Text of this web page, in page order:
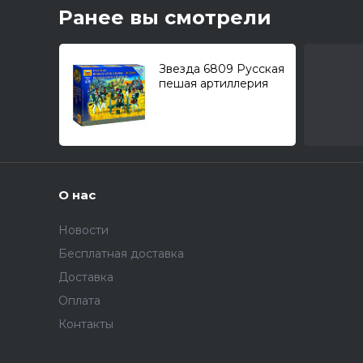
Ранее вы смотрели
Звезда 6809 Русская
пешая артиллерия
О нас
Новости
Бесплатная доставка
Доставка
Оплата
Контакты